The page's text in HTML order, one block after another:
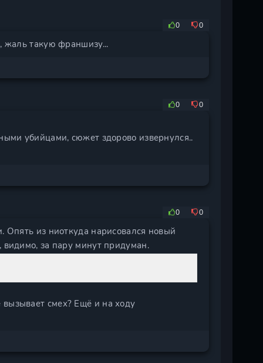
0 0
жаль такую франшизу...
0 0
убийцами, сюжет здорово извернулся..
0 0
Опять из ниоткуда нарисовался новый
за пару минут придуман.
смех? Ещё и на ходу